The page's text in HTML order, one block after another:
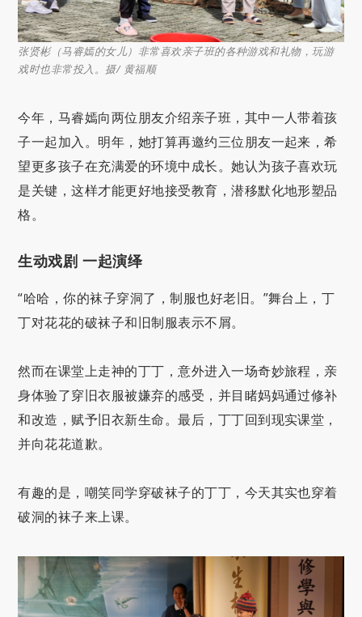
张贤彬（马睿嫣的女儿）非常喜欢亲子班的各种游戏和礼物，玩游
戏时也非常投入。摄/ 黄福顺
今年，马睿嫣向两位朋友介绍亲子班，其中一人带着孩
子一起加入。明年，她打算再邀约三位朋友一起来，希
望更多孩子在充满爱的环境中成长。她认为孩子喜欢玩
是关键，这样才能更好地接受教育，潜移默化地形塑品
格。
生动戏剧 一起演绎
“哈哈，你的袜子穿洞了，制服也好老旧。”舞台上，丁
丁对花花的破袜子和旧制服表示不屑。
然而在课堂上走神的丁丁，意外进入一场奇妙旅程，亲
身体验了穿旧衣服被嫌弃的感受，并目睹妈妈通过修补
和改造，赋予旧衣新生命。最后，丁丁回到现实课堂，
并向花花道歉。
有趣的是，嘲笑同学穿破袜子的丁丁，今天其实也穿着
破洞的袜子来上课。